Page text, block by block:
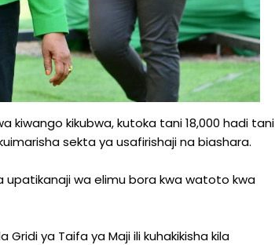
kiwango kikubwa, kutoka tani 18,000 hadi tani
sekta ya usafirishaji na biashara.
upatikanaji wa elimu bora kwa watoto kwa
ya Taifa ya Maji ili kuhakikisha kila